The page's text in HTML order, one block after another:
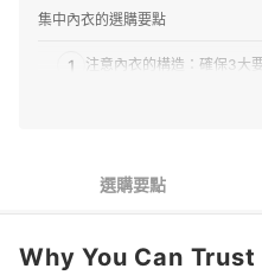
集中內衣的選購要點
1 注意內衣的構造：確保3大
4 確認內衣的材質與形狀，選
5 選出喜愛的花樣和造型，成
選購要點
Why You Can Trust